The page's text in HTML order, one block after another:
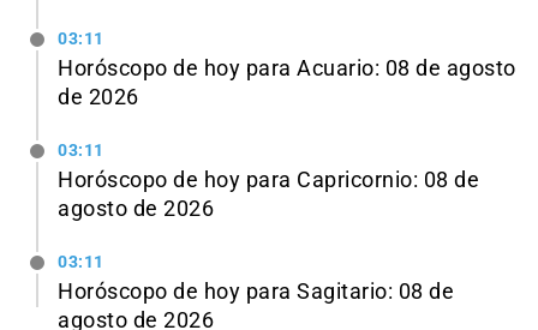
03:11
Horóscopo de hoy para Acuario: 08 de agosto
de 2026
03:11
Horóscopo de hoy para Capricornio: 08 de
agosto de 2026
03:11
Horóscopo de hoy para Sagitario: 08 de
agosto de 2026